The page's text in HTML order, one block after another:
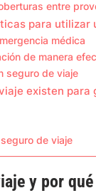
entre
para utilizar
médica
de manera
seguro de viaje
existen para
de viaje
y por